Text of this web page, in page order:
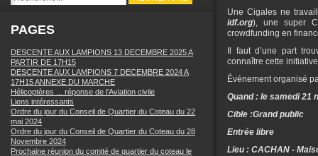
PAGES
DESCENTE AUX LAMPIONS 13 DECEMBRE 2025 A
PARTIR DE 17H15
DESCENTE AUX LAMPIONS 7 DECEMBRE 2024 A
17H15 ANNEXE DU MARCHE
Hélicoptères ... réponse de l'Aviation civile
Liens intéressants
Ordre du jour du Conseil de Quartier du Coteau du 22
mai 2024
Ordre du jour du Conseil de Quartier du Coteau du 28
Novembre 2024
Prochaine réunion du comité de quartier du coteau le
Une Cigales ne
idf.org), une super
crowdfunding en
Il faut d’une part
connaître cette
Événement organisé
Quand : le samedi 21
Cible :Grand public
Entrée libre
Lieu : CACHAN -